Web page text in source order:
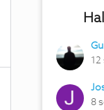
12
8